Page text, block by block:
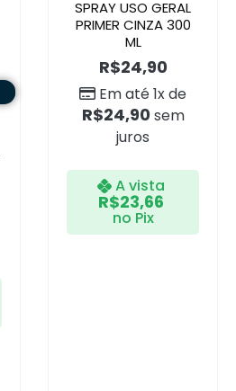
SPRAY USO GERAL
PRIMER CINZA 300
ML
R$24,90
Em até 1x de
R$24,90 sem
juros
A vista
R$23,66
no Pix